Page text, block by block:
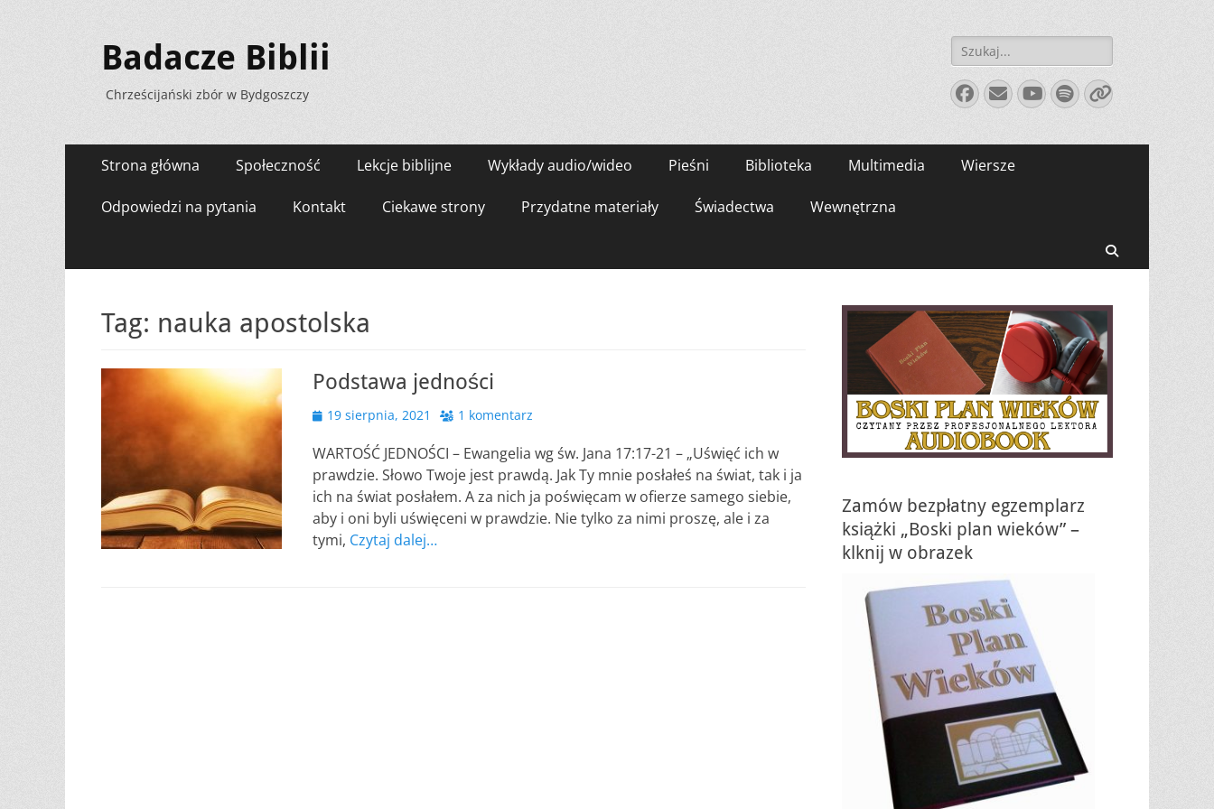
Badacze Biblii
Chrześcijański zbór w Bydgoszczy
Szukaj:
Facebook
E-
mail
YouTube
Spotify
Link
Menu
zawartości
Strona główna Społeczność Lekcje biblijne Wykłady audio/wideo Pieśni Biblioteka Multimedia Wiersze
Odpowiedzi na pytania Kontakt Ciekawe strony Przydatne materiały Świadectwa Wewnętrzna
Tag: nauka apostolska
Podstawa jedności
Opublikowano
19 sierpnia, 2021 1 komentarz
WARTOŚĆ JEDNOŚCI – Ewangelia wg św. Jana 17:17-21 – „Uświęć ich w
prawdzie. Słowo Twoje jest prawdą. Jak Ty mnie posłałeś na świat, tak i ja
ich na świat posłałem. A za nich ja poświęcam w ofierze samego siebie,
aby i oni byli uświęceni w prawdzie. Nie tylko za nimi proszę, ale i za
tymi, Czytaj dalej…
Zamów bezpłatny egzemplarz
książki „Boski plan wieków” –
klknij w obrazek